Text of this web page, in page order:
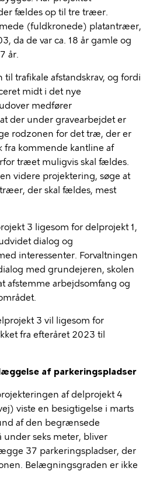
fældes op til tre træer.
(fuldkronede) platantræer,
da de var ca. 18 år gamle og
år.
til trafikale afstandskrav, og fordi
midt i det nye
medfører
der under gravearbejdet er
rodzonen for det træ, der er
kommende kantline af
træet muligvis skal fældes.
videre projektering, søge at
der skal fældes, mest
3 ligesom for delprojekt 1,
dialog og
interessenter. Forvaltningen
med grundejeren, skolen
afstemme arbejdsomfang og
3 vil ligesom for
fra efteråret 2023 til
af parkeringspladser
af delprojekt 4
viste en besigtigelse i marts
af den begrænsede
under seks meter, bliver
37 parkeringspladser, der
Belægningsgraden er ikke